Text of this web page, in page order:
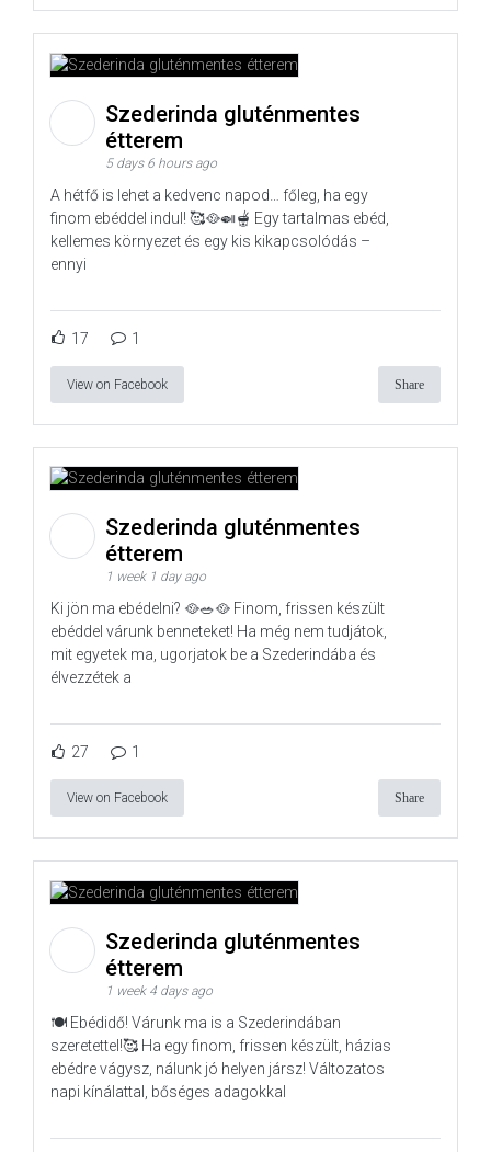
Szederinda gluténmentes
étterem
5 days 6 hours ago
A hétfő is lehet a kedvenc napod… főleg, ha egy
finom ebéddel indul! 🥰🥘🍛🫕 Egy tartalmas ebéd,
kellemes környezet és egy kis kikapcsolódás –
ennyi
17 1
View on Facebook Share
Szederinda gluténmentes
étterem
1 week 1 day ago
Ki jön ma ebédelni? 🥘🥗🥘 Finom, frissen készült
ebéddel várunk benneteket! Ha még nem tudjátok,
mit egyetek ma, ugorjatok be a Szederindába és
élvezzétek a
27 1
View on Facebook Share
Szederinda gluténmentes
étterem
1 week 4 days ago
🍽️ Ebédidő! Várunk ma is a Szederindában
szeretettel!🥰 Ha egy finom, frissen készült, házias
ebédre vágysz, nálunk jó helyen jársz! Változatos
napi kínálattal, bőséges adagokkal